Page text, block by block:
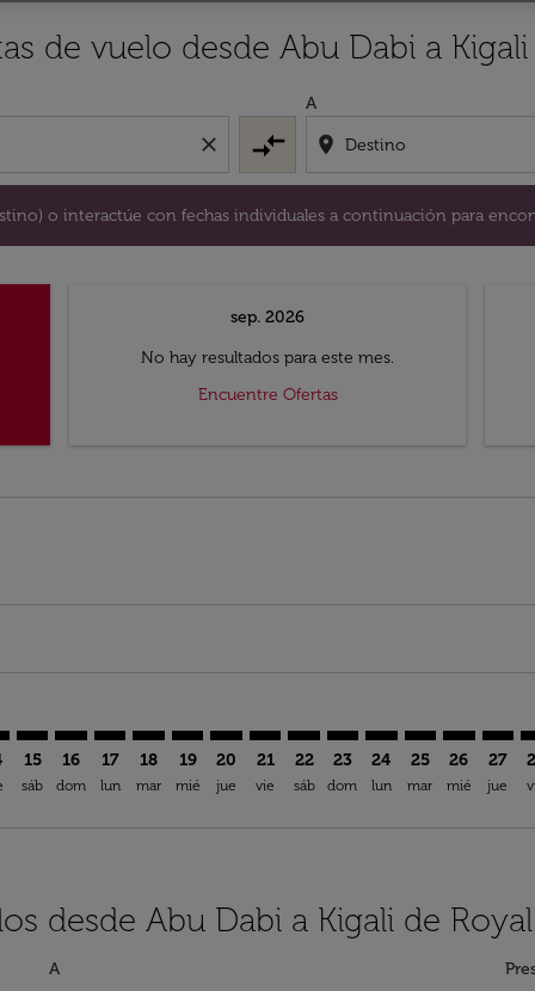
de vuelo desde Abu Dabi a Kigali
close compare_arrows
A
location_on
o interactúe con fechas individuales a continuación para
destino) o interactúe con fechas individuales a
sep. 2026
No hay resultados para este mes.
Encuentre Ofertas
15
sáb
16
dom
17
lun
18
mar
AUH–KGL: cmp-view-offers-disclaimer.
19
mié
AUH–KGL: cmp-view-offers-
20
jue
AUH–KGL: cmp-view-offers-
21
vie
AUH–KGL: cmp-view-
22
sáb
AUH–KGL: cmp-view-
23
dom
AUH–KGL: cmp-
24
lun
AUH–KGL:
25
mar
26
mié
27
jue
desde Abu Dabi a Kigali de
A